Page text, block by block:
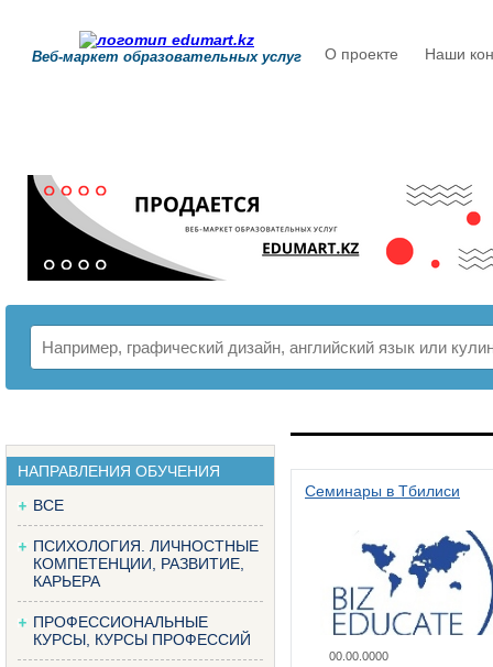
Веб-маркет образовательных услуг О проекте Наши
НАПРАВЛЕНИЯ ОБУЧЕНИЯ
ВСЕ
ПСИХОЛОГИЯ. ЛИЧНОСТНЫЕ
КОМПЕТЕНЦИИ, РАЗВИТИЕ,
КАРЬЕРА
ПРОФЕССИОНАЛЬНЫЕ
КУРСЫ, КУРСЫ ПРОФЕССИЙ
Семинары в Тбилиси
00.00.0000